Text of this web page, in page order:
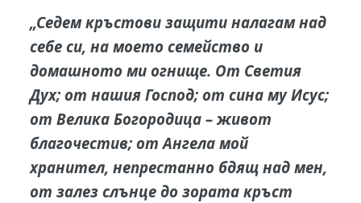
„Седем кръстови защити налагам над
себе си, на моето семейство и
домашното ми огнище. От Светия
Дух; от нашия Господ; от сина му Исус;
от Велика Богородица – живот
благочестив; от Ангела мой
хранител, непрестанно бдящ над мен,
от залез слънце до зората кръст